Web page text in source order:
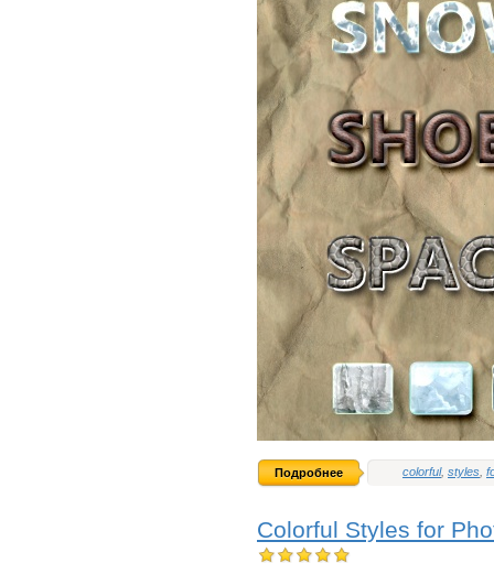
colorful, styles
Подробнее
Colorful Styles for